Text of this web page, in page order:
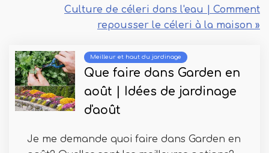
Culture de céleri dans l'eau | Comment
repousser le céleri à la maison »
Meilleur et haut du jardinage
Que faire dans Garden en
août | Idées de jardinage
d'août
Je me demande quoi faire dans Garden en